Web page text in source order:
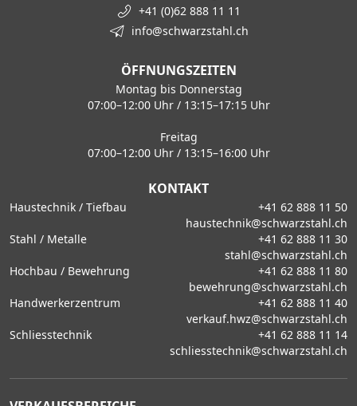
+41 (0)62 888 11 11
info@schwarzstahl.ch
ÖFFNUNGSZEITEN
Montag bis Donnerstag
07:00–12:00 Uhr / 13:15–17:15 Uhr
Freitag
07:00–12:00 Uhr / 13:15–16:00 Uhr
KONTAKT
Haustechnik / Tiefbau
+41 62 888 11 50
haustechnik@schwarzstahl.ch
Stahl / Metalle
+41 62 888 11 30
stahl@schwarzstahl.ch
Hochbau / Bewehrung
+41 62 888 11 80
bewehrung@schwarzstahl.ch
Handwerkerzentrum
+41 62 888 11 40
verkauf.hwz@schwarzstahl.ch
Schliesstechnik
+41 62 888 11 14
schliesstechnik@schwarzstahl.ch